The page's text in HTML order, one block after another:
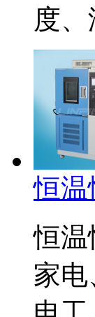
度
恒温
恒温
家